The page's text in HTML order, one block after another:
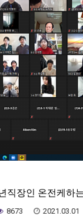
직장인 온전케하
8673 2021.03.01